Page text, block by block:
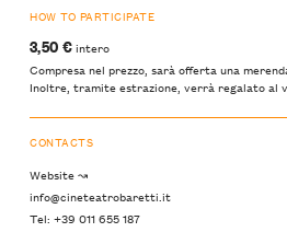
HOW TO PARTICIPATE
3,50 €intero
Compresa nel prezzo, sarà offerta una
Inoltre, tramite estrazione, verrà regalato al
CONTACTS
Website ↝
info@cineteatrobaretti.it
Tel: +39 011 655 187